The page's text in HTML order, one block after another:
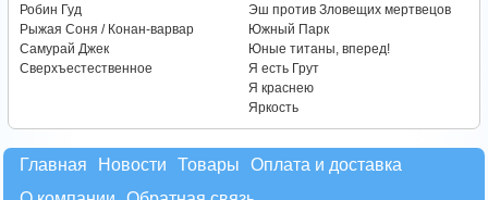
Робин Гуд
Рыжая Соня / Конан-варвар
Самурай Джек
Сверхъестественное
Эш против Зловещих мертвецов
Южный Парк
Юные титаны, вперед!
Я есть Грут
Я краснею
Яркость
Главная Новости Товары
Оплата и доставка